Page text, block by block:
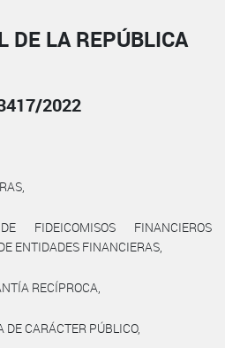
DE LA REPÚBLICA
2022
FIDEICOMISOS FINANCIEROS
ENTIDADES FINANCIERAS,
RECÍPROCA,
CARÁCTER PÚBLICO,